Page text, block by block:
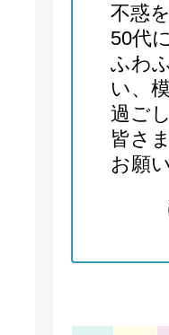
不惑
50代
ふわ
い、
過ご
皆さ
お願